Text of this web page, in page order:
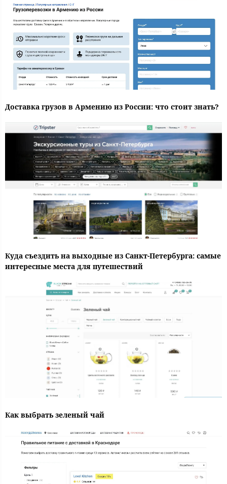
Доставка грузов в Армению из России: что стоит знать?
Куда съездить на выходные из Санкт-Петербурга: самые
интересные места для путешествий
Как выбрать зеленый чай